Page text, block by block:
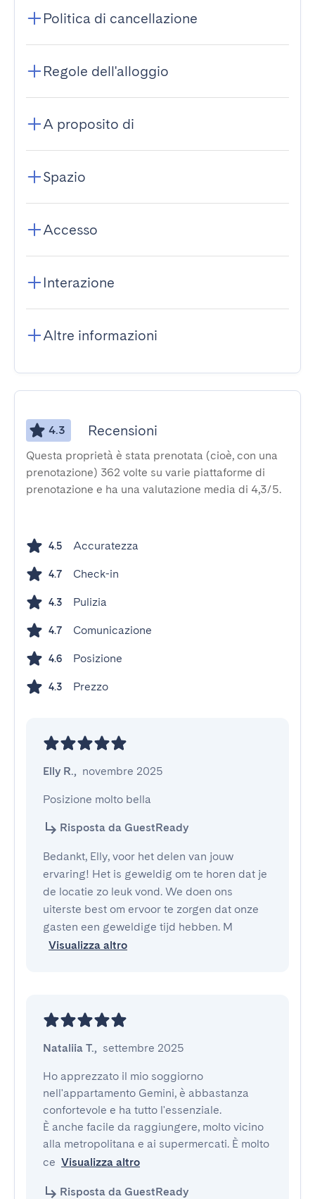
Politica di cancellazione
Regole dell'alloggio
A proposito di
Spazio
Accesso
Interazione
Altre informazioni
4.3 Recensioni
Questa proprietà è stata prenotata (cioè, con una
prenotazione) 362 volte su varie piattaforme di
prenotazione e ha una valutazione media di 4,3/5.
4.5 Accuratezza
4.7 Check-in
4.3 Pulizia
4.7 Comunicazione
4.6 Posizione
4.3 Prezzo
Elly R., novembre 2025
Posizione molto bella
Risposta da GuestReady
Bedankt, Elly, voor het delen van jouw
ervaring! Het is geweldig om te horen dat je
de locatie zo leuk vond. We doen ons
uiterste best om ervoor te zorgen dat onze
gasten een geweldige tijd hebben. M
Visualizza altro
Nataliia T., settembre 2025
Ho apprezzato il mio soggiorno
nell'appartamento Gemini, è abbastanza
confortevole e ha tutto l'essenziale.
È anche facile da raggiungere, molto vicino
alla metropolitana e ai supermercati. È molto
ce Visualizza altro
Risposta da GuestReady